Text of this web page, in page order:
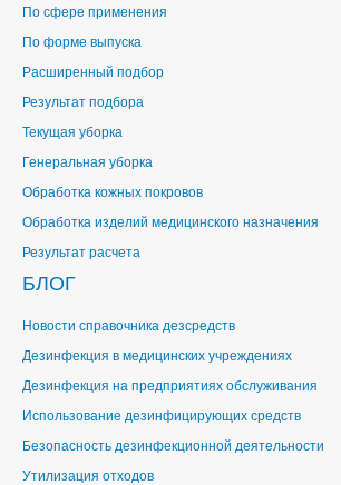
По сфере применения
По форме выпуска
Расширенный подбор
Результат подбора
Текущая уборка
Генеральная уборка
Обработка кожных покровов
Обработка изделий медицинского назначения
Результат расчета
БЛОГ
Новости справочника дезсредств
Дезинфекция в медицинских учреждениях
Дезинфекция на предприятиях обслуживания
Использование дезинфицирующих средств
Безопасность дезинфекционной деятельности
Утилизация отходов